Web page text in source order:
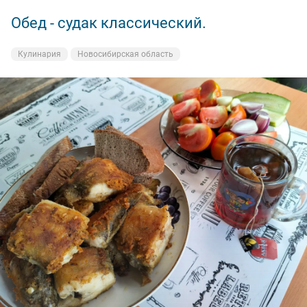
Обед - судак классический.
Кулинария Новосибирская область
Вечерка.
На рыбалке Новосибирская область